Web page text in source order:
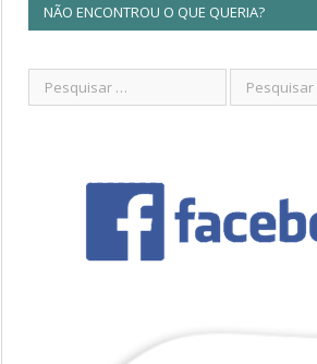
NÃO ENCONTROU O QUE QUERIA?